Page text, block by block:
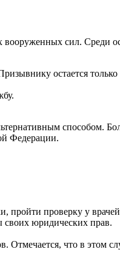
вооруженных сил. Среди
остается
способом.
Федерации.
пройти проверку у
своих юридических прав.
что в этом